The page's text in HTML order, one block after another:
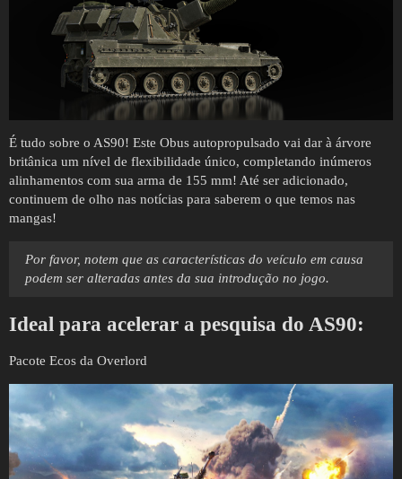
É tudo sobre o AS90! Este Obus autopropulsado vai dar à árvore
britânica um nível de flexibilidade único, completando inúmeros
alinhamentos com sua arma de 155 mm! Até ser adicionado,
continuem de olho nas notícias para saberem o que temos nas
mangas!
Por favor, notem que as características do veículo em causa
podem ser alteradas antes da sua introdução no jogo.
Ideal para acelerar a pesquisa do AS90:
Pacote Ecos da Overlord